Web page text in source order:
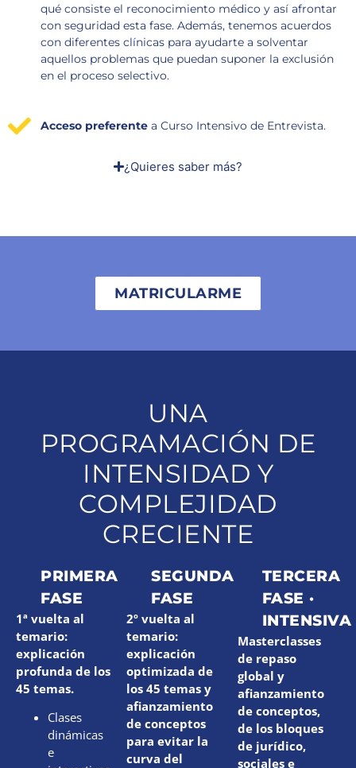
qué consiste el reconocimiento médico y así afrontar
con seguridad esta fase. Además, tenemos acuerdos
con diferentes clínicas para ayudarte a solventar
aquellos problemas que puedan suponer la exclusión
en el proceso selectivo.
Acceso preferente a Curso Intensivo de Entrevista.
¿Quieres saber más?
MATRICULARME
UNA
PROGRAMACIÓN DE
INTENSIDAD Y
COMPLEJIDAD
CRECIENTE
PRIMERA
FASE
1ª vuelta al
temario:
explicación
profunda de los
45 temas.
Clases
dinámicas
e
SEGUNDA
FASE
2º vuelta al
temario:
explicación
optimizada de
los 45 temas y
afianzamiento
de conceptos
para evitar la
curva del
TERCERA
FASE ·
INTENSIVA
Masterclasses
de repaso
global y
afianzamiento
de conceptos,
de los bloques
de jurídico,
sociales e